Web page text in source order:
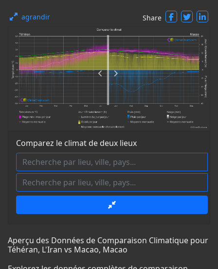
agrandir Share
Comparez le climat de deux lieux
Aperçu des Données de Comparaison Climatique pour
Téhéran, L'Iran vs Macao, Macao